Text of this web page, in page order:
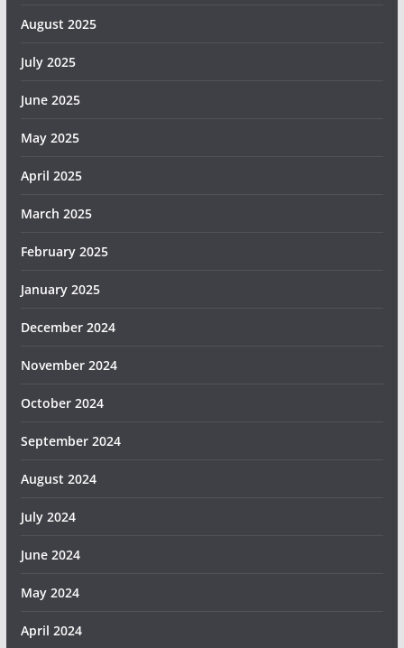
August 2025
July 2025
June 2025
May 2025
April 2025
March 2025
February 2025
January 2025
December 2024
November 2024
October 2024
September 2024
August 2024
July 2024
June 2024
May 2024
April 2024